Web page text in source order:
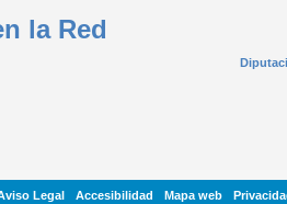
la Red
Legal Accesibilidad Mapa web